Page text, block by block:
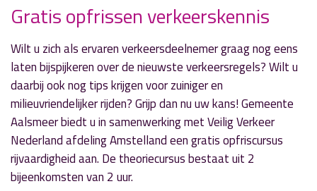
« Vorig nieuwsbericht
Uitstel 'Afvalplan 2017-2021' in 'Weekend
Magazine'
20 april 2017
» Volgend nieuwsbericht
Koningsdag
21 april 2017
Gratis opfrissen verkeerskennis
Wilt u zich als ervaren verkeersdeelnemer graag nog eens
laten bijspijkeren over de nieuwste verkeersregels? Wilt u
daarbij ook nog tips krijgen voor zuiniger en
milieuvriendelijker rijden? Grijp dan nu uw kans! Gemeente
Aalsmeer biedt u in samenwerking met Veilig Verkeer
Nederland afdeling Amstelland een gratis opfriscursus
rijvaardigheid aan. De theoriecursus bestaat uit 2
bijeenkomsten van 2 uur.